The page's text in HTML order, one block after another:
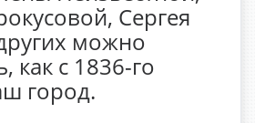
Сергея
можно
как с 1836-го
город.